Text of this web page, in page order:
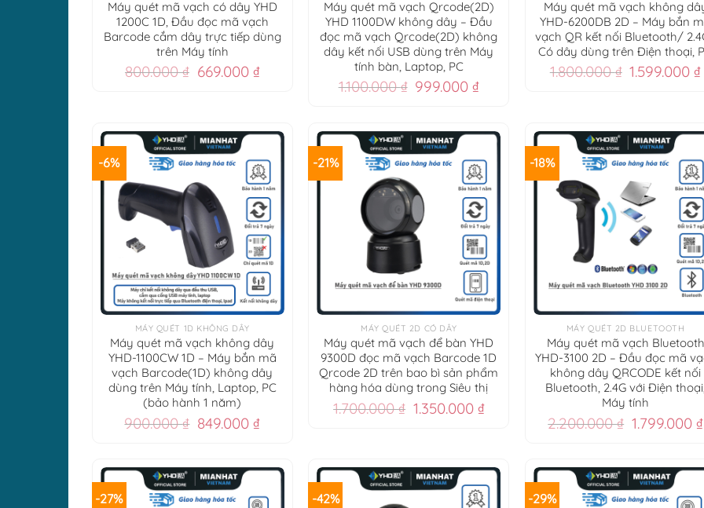
Máy quét mã vạch có dây YHD
1200C 1D, Đầu đọc mã vạch
Barcode cắm dây trực tiếp dùng
trên Máy tính
800.000₫ Giá
669.000 ₫Giá
669.000 ₫.
Máy quét mã vạch Qrcode(2D)
YHD 1100DW không dây – Đầu
đọc mã vạch Qrcode(2D) không
dây kết nối USB dùng trên Máy
tính bàn, Laptop, PC
1.100.000₫ Giá
1.100.000 ₫.
999.000₫Giá
là:
999.000 ₫.
Máy quét mã vạch không
YHD-6200DB 2D – Máy bắn
vạch QR kết nối Bluetooth/
Có dây dùng trên Điện thoại,
1.800.000₫ Giá
1.599.000₫
-6%
+
MÁY QUÉT 1D KHÔNG DÂY
Máy quét mã vạch không dây
YHD-1100CW 1D – Máy bắn mã
vạch Barcode(1D) không dây
dùng trên Máy tính, Laptop, PC
(bảo hành 1 năm)
900.000₫ Giá
900.000 ₫.
849.000₫Giá
là:
849.000 ₫.
-21%
MÁY QUÉT 2D CÓ DÂY
Máy quét mã vạch để bàn YHD
9300D đọc mã vạch Barcode 1D
Qrcode 2D trên bao bì sản phẩm
hàng hóa dùng trong Siêu thị
1.700.000₫ Giá
1.350.000 ₫Giá
1.350.000 ₫.
-18%
MÁY QUÉT 2D BLUETOOTH
Máy quét mã vạch Bluetooth
YHD-3100 2D – Đầu đọc mã
không dây QRCODE kết nối
Bluetooth, 2.4G với Điện
Máy tính
2.200.000₫ Giá
2.200.000
1.799.000 ₫
-27% -42% -29%